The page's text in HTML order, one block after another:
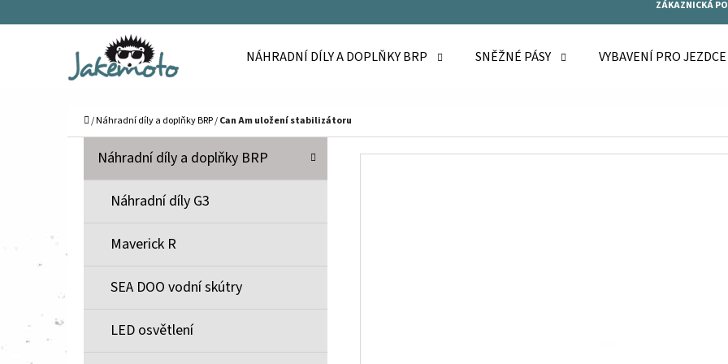
ZÁKAZNICKÁ
NÁHRADNÍ DÍLY A DOPLŇKY BRP SNĚŽNÉ PÁSY VYBAVENÍ PRO JEZDCE
Domů
/Náhradní díly a doplňky BRP/Can Am uložení stabilizátoru
R
Přeskočit
kategorie
K
T
Náhradní díly a doplňky BRP
Náhradní díly G3
Maverick R
SEA DOO vodní skútry
LED osvětlení
obchodu
obchodu